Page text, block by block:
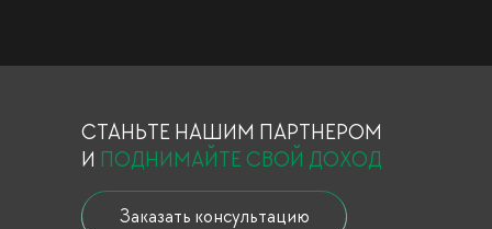
Заказать консультацию
СТАНЬТЕ НАШИМ ПАРТНЕРОМ
И ПОДНИМАЙТЕ СВОЙ ДОХОД